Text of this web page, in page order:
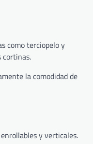
como terciopelo y
cortinas.
la comodidad de
y verticales.